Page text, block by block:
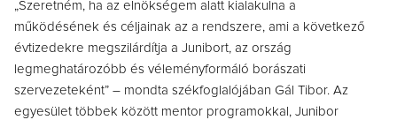
„Szeretném, ha az elnökségem alatt kialakulna a
működésének és céljainak az a rendszere, ami a következő
évtizedekre megszilárdítja a Junibort, az ország
legmeghatározóbb és véleményformáló borászati
szervezeteként” – mondta székfoglalójában Gál Tibor. Az
egyesület többek között mentor programokkal, Junibor